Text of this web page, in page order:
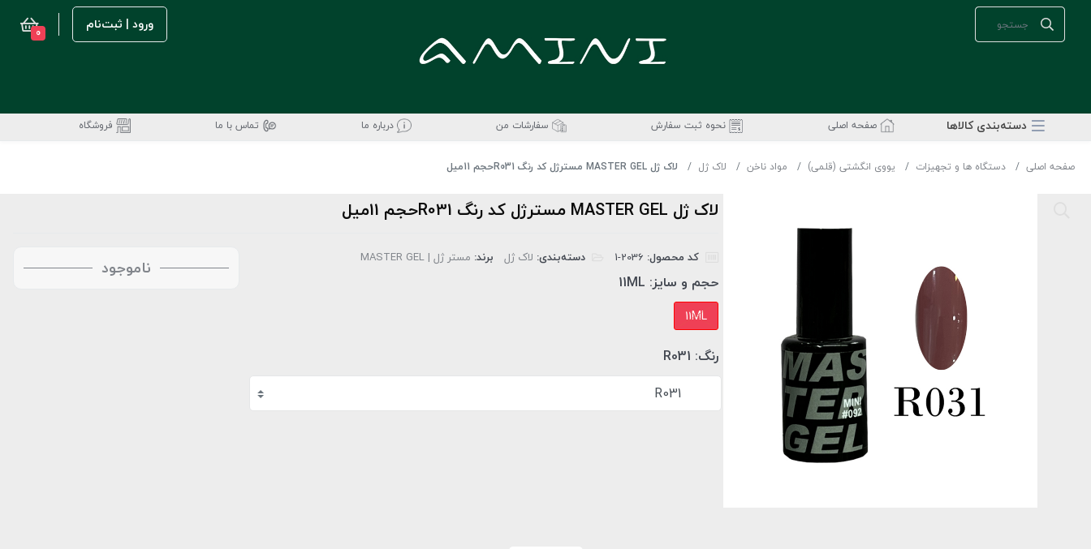
ورود | ثبت‌نام 0
دسته‌بندی‌ کالاها صفحه اصلی نحوه ثبت سفارش سفارشات من درباره ما تماس با ما فروشگاه
صفحه اصلی دستگاه ها و تجهیزات یووی انگشتی (قلمی) مواد ناخن لاک ژل لاک ژل MASTER GEL مسترژل کد رنگ R031حجم 11میل
لاک ژل MASTER GEL مسترژل کد رنگ R031حجم 11میل
کد محصول: دسته‌بندی: لاک ژل برند: مستر ژل | MASTER GEL
حجم و سایز: 11ML
11ML
رنگ: R031
R031
ناموجود